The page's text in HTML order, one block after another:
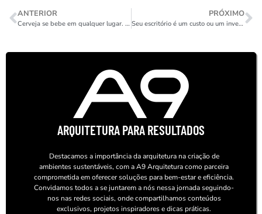
ANTERIOR
Cerveja se bebe em qualquer lugar. Experiência, não.
PRÓXIMO
Seu escritório é um custo ou um investimento?
ARQUITETURA PARA RESULTADOS
Destacamos a importância da arquitetura na criação de
ambientes sustentáveis, com a A9 Arquitetura como parceira
comprometida em oferecer soluções para bem-estar e eficiência.
Convidamos todos a se juntarem a nós nessa jornada seguindo-
nos nas redes sociais, onde compartilhamos conteúdos
exclusivos, projetos inspiradores e dicas práticas.